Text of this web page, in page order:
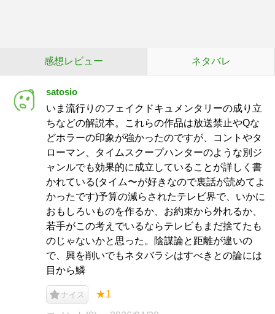
感想レビュー ネタバレ
satosio
いま流行りのフェイクドキュメンタリーの成り立
ちなどの解説本。これらの作品は放送禁止やQな
どホラーの印象が強かったのですが、コントやタ
ローマン、タイムスクープハンターのような別ジ
ャンルでも効果的に成立していることが詳しく書
かれている(タイム〜が好きなので裏話が読めてよ
かったです)予算の減らされたテレビ界で、いかに
おもしろいものを作るか、お約束から外れるか、
若手がこの考えでいるならテレビもまだ捨てたも
のじゃないかと思った。陰謀論と距離が違いの
で、興を削いでもネタバラシはすべきとの論には
目から鱗
ナイス ★1